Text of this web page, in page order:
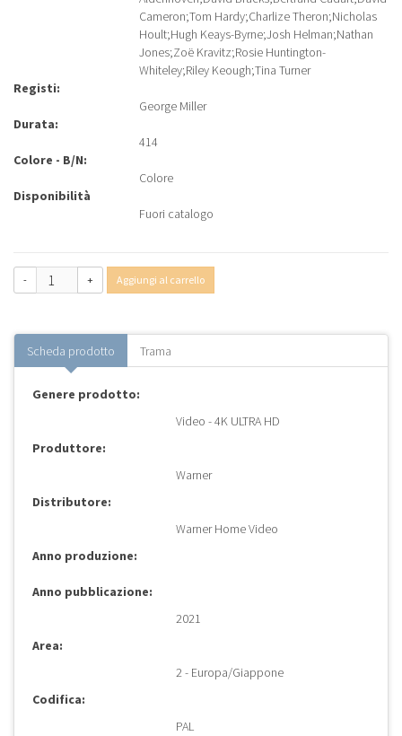
Cameron;Tom Hardy;Charlize Theron;Nicholas
Hoult;Hugh Keays-Byrne;Josh Helman;Nathan
Jones;Zoë Kravitz;Rosie Huntington-
Whiteley;Riley Keough;Tina Turner
Registi:
George Miller
Durata:
414
Colore - B/N:
Colore
Disponibilità
Fuori catalogo
- + Aggiungi al carrello
Scheda prodotto Trama
Genere prodotto:
Video - 4K ULTRA HD
Produttore:
Warner
Distributore:
Warner Home Video
Anno produzione:
Anno pubblicazione:
2021
Area:
2 - Europa/Giappone
Codifica:
PAL